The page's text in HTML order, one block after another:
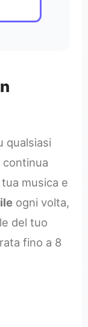
qualsiasi
continua
musica e
ogni volta,
del tuo
fino a 8